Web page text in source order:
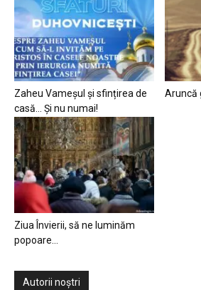
Zaheu Vameșul și sfințirea de
casă… Și nu numai!
Aruncă
Ziua Învierii, să ne luminăm
popoare…
Autorii noștri